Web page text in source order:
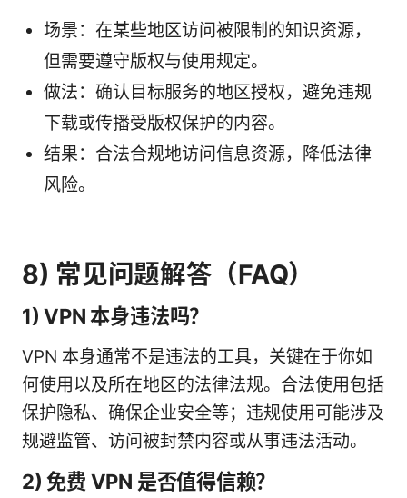
场景：在某些地区访问被限制的知识资源，
但需要遵守版权与使用规定。
做法：确认目标服务的地区授权，避免违规
下载或传播受版权保护的内容。
结果：合法合规地访问信息资源，降低法律
风险。
8) 常见问题解答（FAQ）
1) VPN 本身违法吗？
VPN 本身通常不是违法的工具，关键在于你如
何使用以及所在地区的法律法规。合法使用包括
保护隐私、确保企业安全等；违规使用可能涉及
规避监管、访问被封禁内容或从事违法活动。
2) 免费 VPN 是否值得信赖？